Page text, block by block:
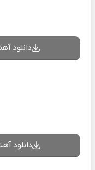
دانلود
دانلود